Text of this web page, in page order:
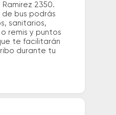
2350.
de bus podrás
sanitarios,
remis y puntos
te facilitarán
durante tu